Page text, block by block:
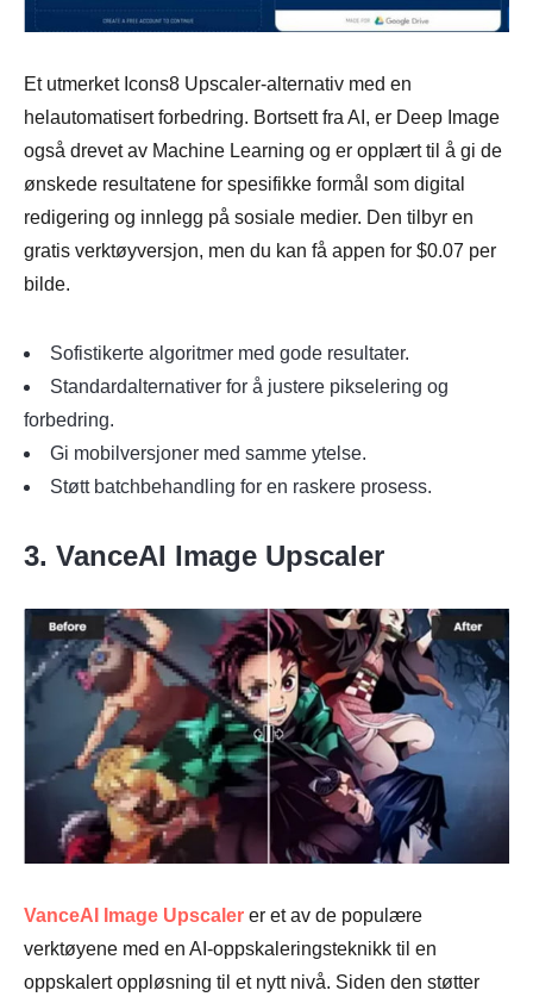
Et utmerket Icons8 Upscaler-alternativ med en
helautomatisert forbedring. Bortsett fra AI, er Deep Image
også drevet av Machine Learning og er opplært til å gi de
ønskede resultatene for spesifikke formål som digital
redigering og innlegg på sosiale medier. Den tilbyr en
gratis verktøyversjon, men du kan få appen for $0.07 per
bilde.
Sofistikerte algoritmer med gode resultater.
Standardalternativer for å justere pikselering og
forbedring.
Gi mobilversjoner med samme ytelse.
Støtt batchbehandling for en raskere prosess.
3. VanceAI Image Upscaler
VanceAI Image Upscaler er et av de populære
verktøyene med en AI-oppskaleringsteknikk til en
oppskalert oppløsning til et nytt nivå. Siden den støtter